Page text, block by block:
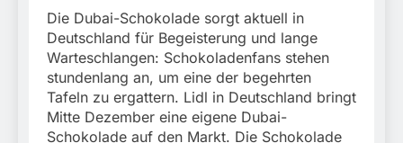
Auslieferungshaftbefehl
Saarbrücken
Bundespolizeidirektion
München:
Beinahekollision an
Bahnübergang in Aubing
/ Bundespolizei ermittelt
wegen gefährlichen
Eingriffs in den
Bahnverkehr
5. August 2026
Die Dubai-Schokolade sorgt aktuell in
Deutschland für Begeisterung und lange
Warteschlangen: Schokoladenfans stehen
stundenlang an, um eine der begehrten
Tafeln zu ergattern. Lidl in Deutschland bringt
Mitte Dezember eine eigene Dubai-
Schokolade auf den Markt. Die Schokolade